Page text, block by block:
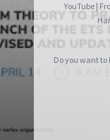
YouTube |
Do you want